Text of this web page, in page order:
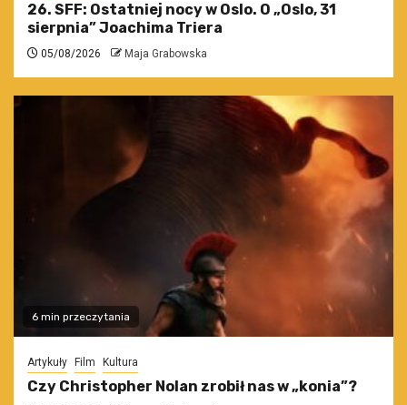
26. SFF: Ostatniej nocy w Oslo. O „Oslo, 31
sierpnia” Joachima Triera
05/08/2026 Maja Grabowska
6 min przeczytania
Artykuły Film Kultura
Czy Christopher Nolan zrobił nas w „konia”?